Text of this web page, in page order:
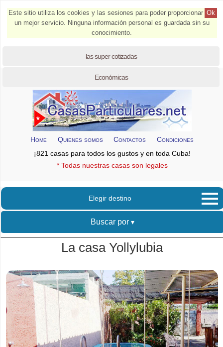
Ok
Este sitio utiliza los cookies y las sesiones para poder proporcionar
un mejor servicio. Ninguna información personal es guardada sin su
conocimiento.
las super cotizadas
Económicas
Home Quienes somos Contactos
Condiciones
¡821 casas para todos los gustos y en toda Cuba!
* Todas nuestras casas son legales
Elegir destino
Buscar por
La casa Yollylubia